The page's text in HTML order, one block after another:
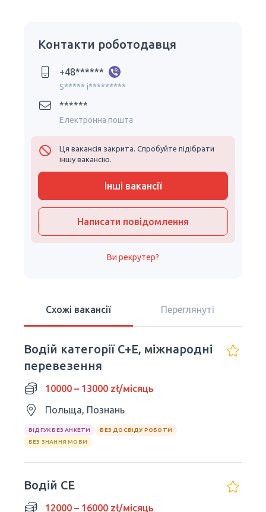
Контакти роботодавця
+48******
S***** i*********
******
Електронна пошта
Ця вакансія закрита. Спробуйте підібрати
іншу вакансію.
Інші вакансії
Написати повідомлення
Ви рекрутер?
Схожі вакансії Переглянуті
Водій категорії C+E, міжнародні
перевезення
10000 – 13000 zł/місяць
Польща, Познань
ВІДГУК БЕЗ АНКЕТИ
БЕЗ ДОСВІДУ РОБОТИ
БЕЗ ЗНАННЯ МОВИ
Водій CE
12000 – 16000 zł/місяць